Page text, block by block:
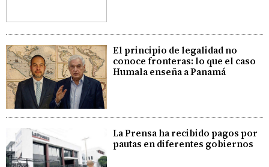
El principio de legalidad no
conoce fronteras: lo que el caso
Humala enseña a Panamá
La Prensa ha recibido pagos por
pautas en diferentes gobiernos